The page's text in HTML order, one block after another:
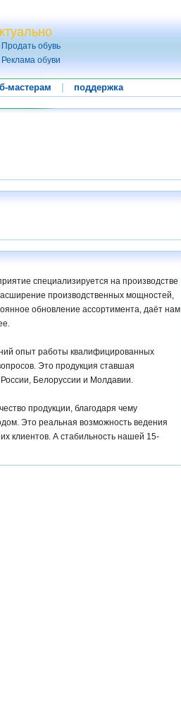
Продать обувь
Реклама обуви
мастерам поддержка
специализируется на производстве
производственных мощностей,
обновление ассортимента, даёт нам
опыт работы квалифицированных
Это продукция ставшая
Белоруссии и Молдавии.
продукции, благодаря чему
Это реальная возможность ведения
клиентов. А стабильность нашей 15-